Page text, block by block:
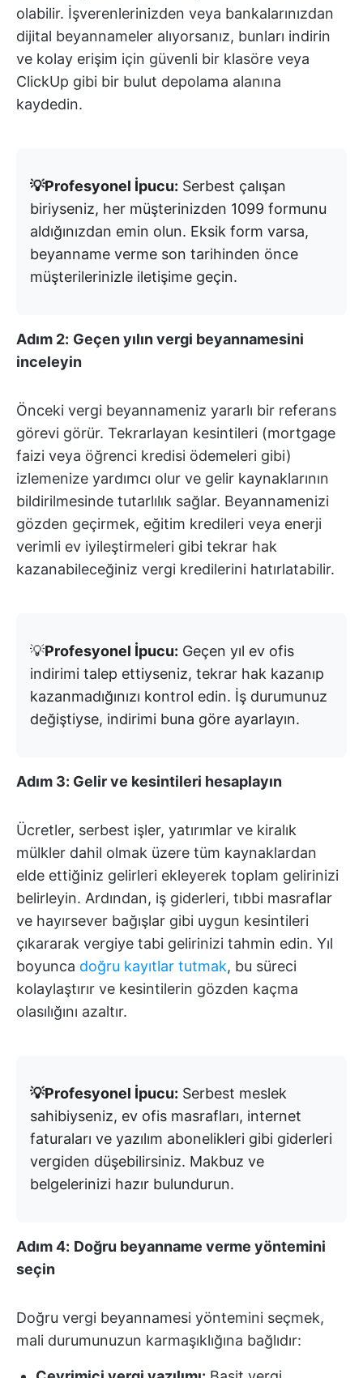
olabilir. İşverenlerinizden veya bankalarınızdan
dijital beyannameler alıyorsanız, bunları indirin
ve kolay erişim için güvenli bir klasöre veya
ClickUp gibi bir bulut depolama alanına
kaydedin.
💡Profesyonel İpucu: Serbest çalışan
biriyseniz, her müşterinizden 1099 formunu
aldığınızdan emin olun. Eksik form varsa,
beyanname verme son tarihinden önce
müşterilerinizle iletişime geçin.
Adım 2: Geçen yılın vergi beyannamesini
inceleyin
Önceki vergi beyannameniz yararlı bir referans
görevi görür. Tekrarlayan kesintileri (mortgage
faizi veya öğrenci kredisi ödemeleri gibi)
izlemenize yardımcı olur ve gelir kaynaklarının
bildirilmesinde tutarlılık sağlar. Beyannamenizi
gözden geçirmek, eğitim kredileri veya enerji
verimli ev iyileştirmeleri gibi tekrar hak
kazanabileceğiniz vergi kredilerini hatırlatabilir.
💡Profesyonel İpucu: Geçen yıl ev ofis
indirimi talep ettiyseniz, tekrar hak kazanıp
kazanmadığınızı kontrol edin. İş durumunuz
değiştiyse, indirimi buna göre ayarlayın.
Adım 3: Gelir ve kesintileri hesaplayın
Ücretler, serbest işler, yatırımlar ve kiralık
mülkler dahil olmak üzere tüm kaynaklardan
elde ettiğiniz gelirleri ekleyerek toplam gelirinizi
belirleyin. Ardından, iş giderleri, tıbbi masraflar
ve hayırsever bağışlar gibi uygun kesintileri
çıkararak vergiye tabi gelirinizi tahmin edin. Yıl
boyunca doğru kayıtlar tutmak, bu süreci
kolaylaştırır ve kesintilerin gözden kaçma
olasılığını azaltır.
💡Profesyonel İpucu: Serbest meslek
sahibiyseniz, ev ofis masrafları, internet
faturaları ve yazılım abonelikleri gibi giderleri
vergiden düşebilirsiniz. Makbuz ve
belgelerinizi hazır bulundurun.
Adım 4: Doğru beyanname verme yöntemini
seçin
Doğru vergi beyannamesi yöntemini seçmek,
mali durumunuzun karmaşıklığına bağlıdır: